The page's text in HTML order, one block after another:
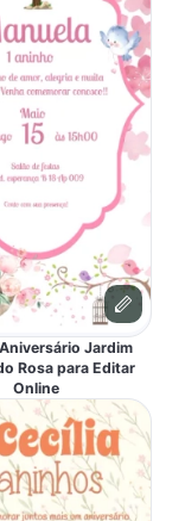
Jardim
Rosa para Editar
Online